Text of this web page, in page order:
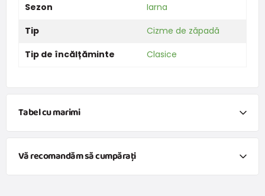
Sezon
Iarna
Tip
Cizme de zăpadă
Tip de încălțăminte
Clasice
Tabel cu marimi
MÉRETTÁBLÁZAT
Vă recomandăm să cumpărați